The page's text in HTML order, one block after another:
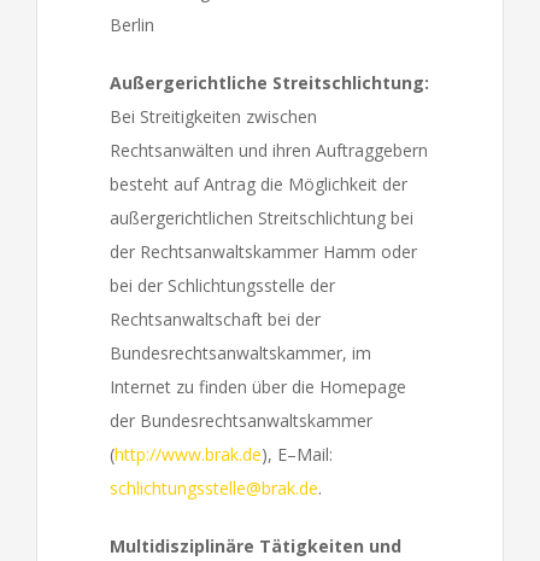
Berlin
Außergerichtliche Streitschlichtung:
Bei Streitigkeiten zwischen
Rechtsanwälten und ihren Auftraggebern
besteht auf Antrag die Möglichkeit der
außergerichtlichen Streitschlichtung bei
der Rechtsanwaltskammer Hamm oder
bei der Schlichtungsstelle der
Rechtsanwaltschaft bei der
Bundesrechtsanwaltskammer, im
Internet zu finden über die Homepage
der Bundesrechtsanwaltskammer
(http://www.brak.de), E–Mail:
schlichtungsstelle@brak.de.
Multidisziplinäre Tätigkeiten und